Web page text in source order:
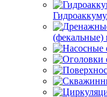
(фекальные)